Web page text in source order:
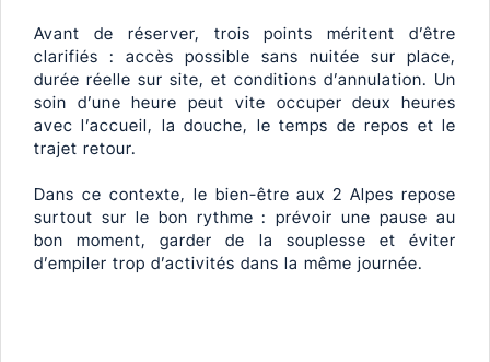
Avant de réserver, trois points méritent d’être
clarifiés : accès possible sans nuitée sur place,
durée réelle sur site, et conditions d’annulation. Un
soin d’une heure peut vite occuper deux heures
avec l’accueil, la douche, le temps de repos et le
trajet retour.
Dans ce contexte, le bien-être aux 2 Alpes repose
surtout sur le bon rythme : prévoir une pause au
bon moment, garder de la souplesse et éviter
d’empiler trop d’activités dans la même journée.